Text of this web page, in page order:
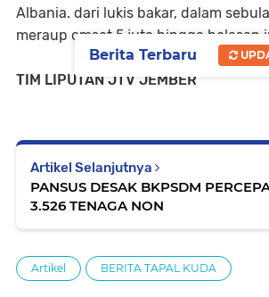
Albania. dari lukis bakar, dalam
meraup omset 5 juta hingga belasan
TIM LIPUTAN JTV JEMBER
Artikel Selanjutnya
PANSUS DESAK BKPSDM
3.526 TENAGA NON
Artikel BERITA TAPAL KUDA
Berita Terbaru